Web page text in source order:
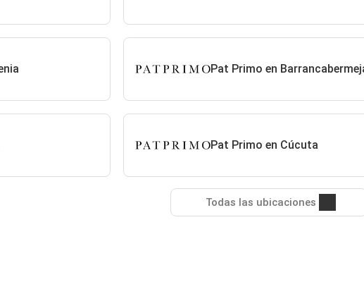
Pat Primo en
Pat Primo en Cúcuta
Todas las ubicaciones